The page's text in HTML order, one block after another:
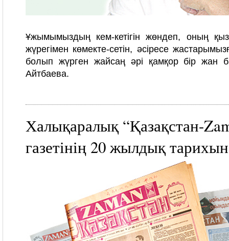
Ұжымымыздың кем-кетігін жөндеп, оның
жүрегімен көмекте-сетін, әсіресе
болып жүрген жайсаң әрі қамқор бір
Айтбаева.
Халықаралық “Қазақстан-
газетінің 20 жылдық